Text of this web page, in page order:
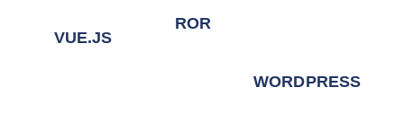
VUE.JS
ROR
WORDPRESS